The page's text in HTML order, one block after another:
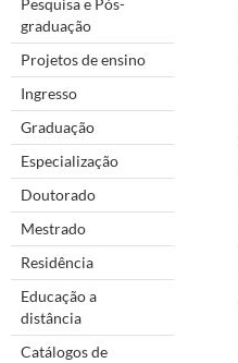
graduação
Projetos de ensino
Ingresso
Graduação
Especialização
Doutorado
Mestrado
Residência
Educação a
distância
Catálogos de